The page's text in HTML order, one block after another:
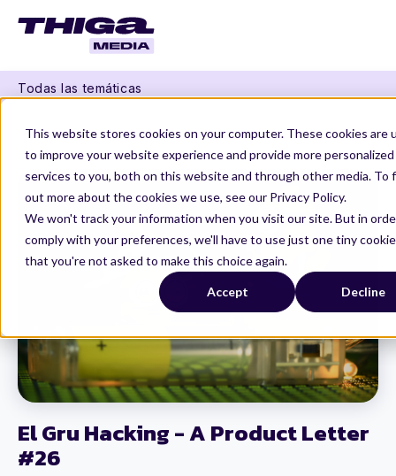
This website stores cookies on your computer. These cookies are
to improve your website experience and provide more personalized
services to you, both on this website and through other media. To
out more about the cookies we use, see our Privacy Policy.
We won't track your information when you visit our site. But in
comply with your preferences, we'll have to use just one tiny
that you're not asked to make this choice again.
Accept Decline
Todas las temáticas
El Gru Hacking - A Product Letter
#26
Thiga Media
Carreras de producto